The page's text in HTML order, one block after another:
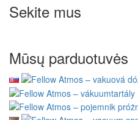
Sekite mus
Mūsų parduotuvės